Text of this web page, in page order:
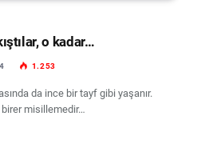
o kadar…
1.253
da ince bir tayf gibi yaşanır.
misillemedir…